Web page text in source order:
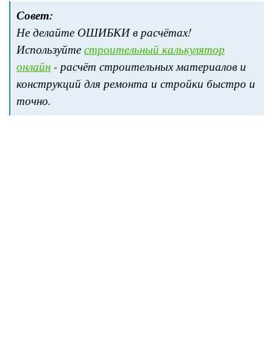
Совет:
Не делайте ОШИБКИ в расчётах!
Используйте строительный калькулятор
онлайн - расчёт строительных материалов и
конструкций для ремонта и стройки быстро и
точно.